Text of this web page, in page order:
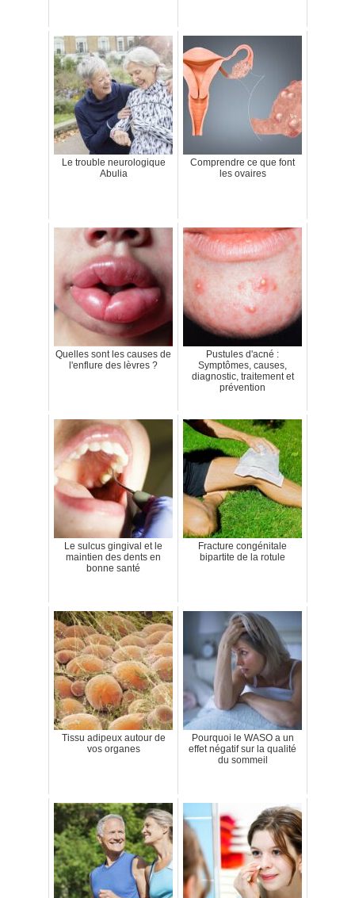
Le trouble neurologique
Abulia
Comprendre ce que font
les ovaires
Quelles sont les causes de
l'enflure des lèvres ?
Pustules d'acné :
Symptômes, causes,
diagnostic, traitement et
prévention
Le sulcus gingival et le
maintien des dents en
bonne santé
Fracture congénitale
bipartite de la rotule
Tissu adipeux autour de
vos organes
Pourquoi le WASO a un
effet négatif sur la qualité
du sommeil